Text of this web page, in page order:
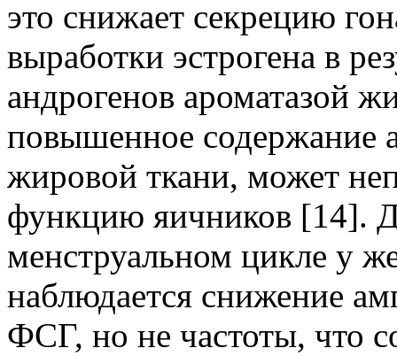
это снижает секрецию
выработки эстрогена в
андрогенов ароматазой
повышенное содержание
жировой ткани, может
функцию яичников [14].
менструальном цикле у
наблюдается снижение
ФСГ, но не частоты, что